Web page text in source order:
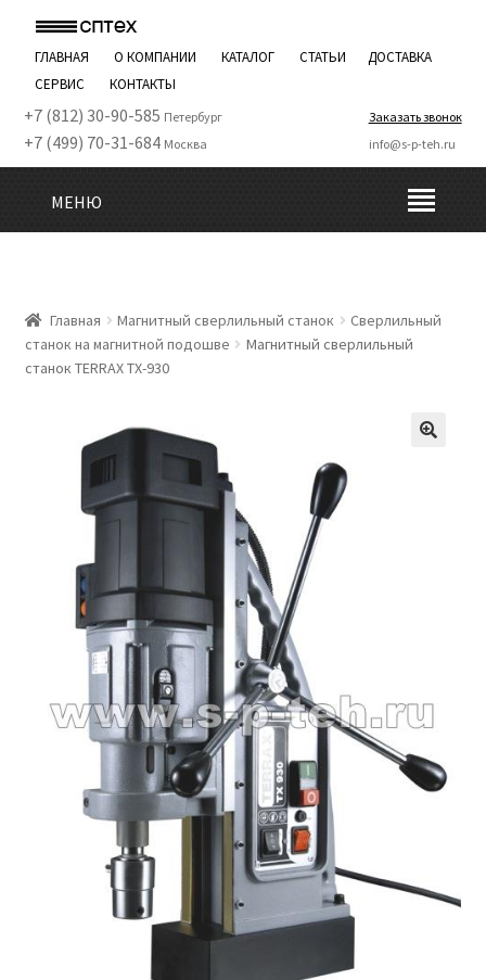
ГЛАВНАЯ О КОМПАНИИ КАТАЛОГ СТАТЬИ
ДОСТАВКА
СЕРВИС
КОНТАКТЫ
+7 (812) 30-90-585 Петербург
+7 (499) 70-31-684 Москва
Заказать звонок
info@s-p-teh.ru
МЕНЮ
Главная Магнитный сверлильный станок
Сверлильный
станок на магнитной подошве
Магнитный сверлильный
станок TERRAX TX-930